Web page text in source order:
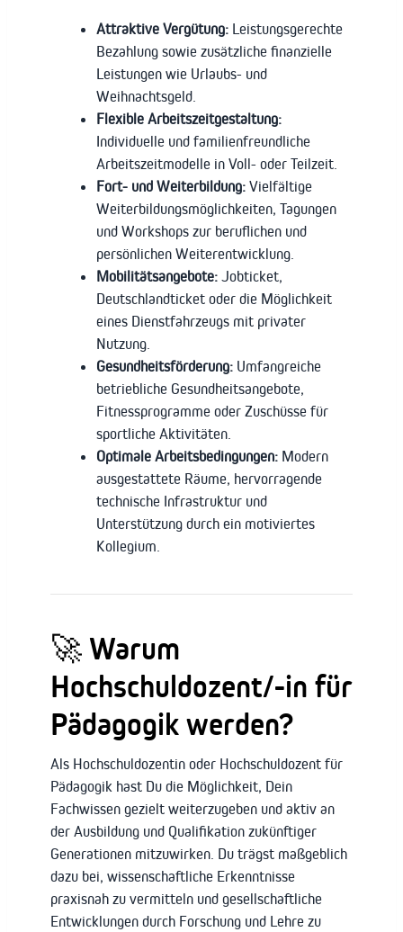
Attraktive Vergütung: Leistungsgerechte
Bezahlung sowie zusätzliche finanzielle
Leistungen wie Urlaubs- und
Weihnachtsgeld.
Flexible Arbeitszeitgestaltung:
Individuelle und familienfreundliche
Arbeitszeitmodelle in Voll- oder Teilzeit.
Fort- und Weiterbildung: Vielfältige
Weiterbildungsmöglichkeiten, Tagungen
und Workshops zur beruflichen und
persönlichen Weiterentwicklung.
Mobilitätsangebote: Jobticket,
Deutschlandticket oder die Möglichkeit
eines Dienstfahrzeugs mit privater
Nutzung.
Gesundheitsförderung: Umfangreiche
betriebliche Gesundheitsangebote,
Fitnessprogramme oder Zuschüsse für
sportliche Aktivitäten.
Optimale Arbeitsbedingungen: Modern
ausgestattete Räume, hervorragende
technische Infrastruktur und
Unterstützung durch ein motiviertes
Kollegium.
🚀 Warum
Hochschuldozent/-in für
Pädagogik werden?
Als Hochschuldozentin oder Hochschuldozent für
Pädagogik hast Du die Möglichkeit, Dein
Fachwissen gezielt weiterzugeben und aktiv an
der Ausbildung und Qualifikation zukünftiger
Generationen mitzuwirken. Du trägst maßgeblich
dazu bei, wissenschaftliche Erkenntnisse
praxisnah zu vermitteln und gesellschaftliche
Entwicklungen durch Forschung und Lehre zu